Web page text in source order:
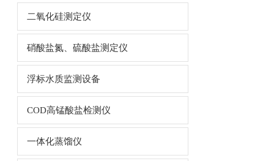
二氧化硅测定仪
硝酸盐氮、硫酸盐测定仪
浮标水质监测设备
COD高锰酸盐检测仪
一体化蒸馏仪